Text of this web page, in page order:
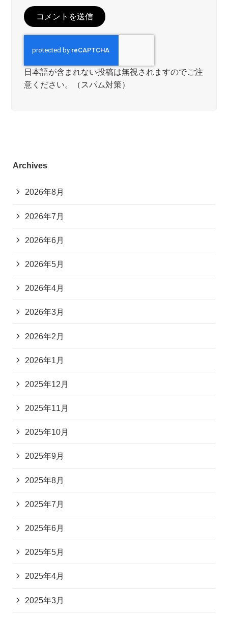
日本語が含まれない投稿は無視されますのでご注
意ください。（スパム対策）
Archives
2026年8月
2026年7月
2026年6月
2026年5月
2026年4月
2026年3月
2026年2月
2026年1月
2025年12月
2025年11月
2025年10月
2025年9月
2025年8月
2025年7月
2025年6月
2025年5月
2025年4月
2025年3月